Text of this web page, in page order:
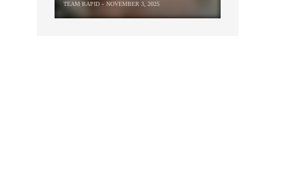
TEAM RAPID NOVEMBER 3, 2025